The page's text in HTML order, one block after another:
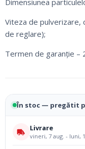
Viteza de pulverizare,
de reglare);
Termen de garanţie –
În stoc — pregătit
Livrare
vineri, 7 aug. - luni,